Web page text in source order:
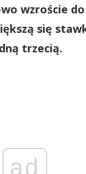
wzroście
się
trzecią.
ad